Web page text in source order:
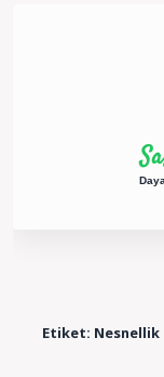
Etiket: Nesnellik